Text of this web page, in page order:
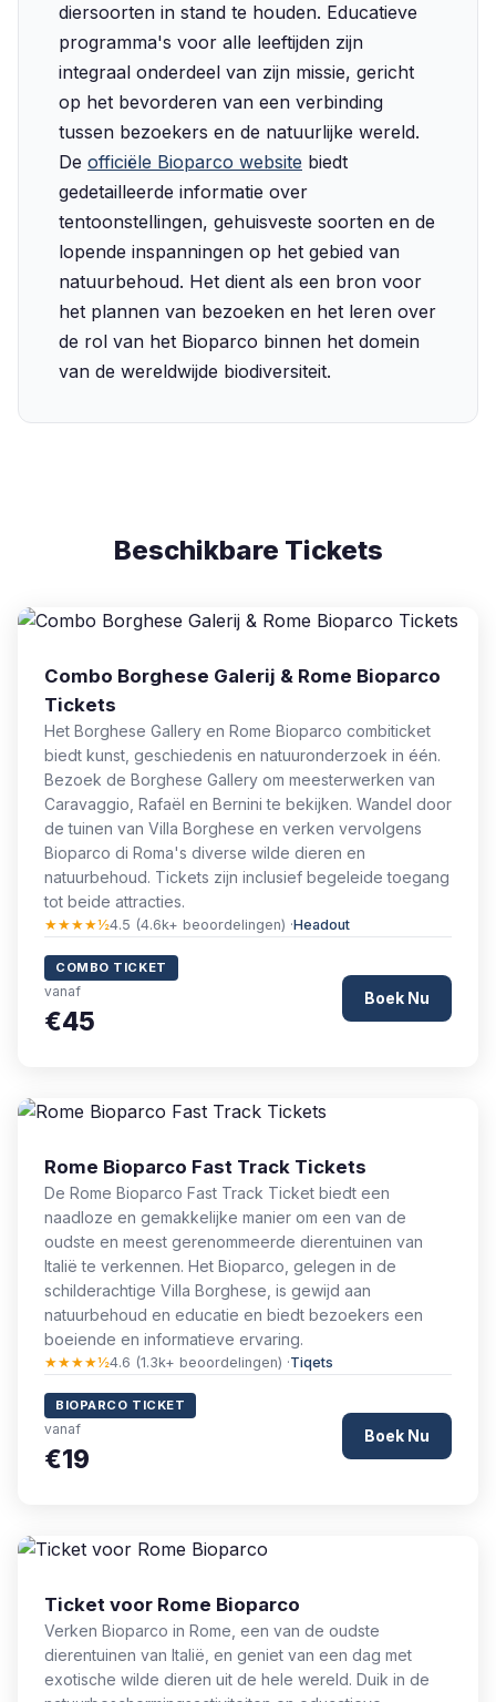
diersoorten in stand te houden. Educatieve
programma's voor alle leeftijden zijn
integraal onderdeel van zijn missie, gericht
op het bevorderen van een verbinding
tussen bezoekers en de natuurlijke wereld.
De officiële Bioparco website biedt
gedetailleerde informatie over
tentoonstellingen, gehuisveste soorten en de
lopende inspanningen op het gebied van
natuurbehoud. Het dient als een bron voor
het plannen van bezoeken en het leren over
de rol van het Bioparco binnen het domein
van de wereldwijde biodiversiteit.
Beschikbare Tickets
Combo Borghese Galerij & Rome Bioparco
Tickets
Het Borghese Gallery en Rome Bioparco combiticket
biedt kunst, geschiedenis en natuuronderzoek in één.
Bezoek de Borghese Gallery om meesterwerken van
Caravaggio, Rafaël en Bernini te bekijken. Wandel door
de tuinen van Villa Borghese en verken vervolgens
Bioparco di Roma's diverse wilde dieren en
natuurbehoud. Tickets zijn inclusief begeleide toegang
tot beide attracties.
★★★★½4.5 (4.6k+ beoordelingen) ·Headout
COMBO TICKET
vanaf
€45
Boek Nu
Rome Bioparco Fast Track Tickets
De Rome Bioparco Fast Track Ticket biedt een
naadloze en gemakkelijke manier om een van de
oudste en meest gerenommeerde dierentuinen van
Italië te verkennen. Het Bioparco, gelegen in de
schilderachtige Villa Borghese, is gewijd aan
natuurbehoud en educatie en biedt bezoekers een
boeiende en informatieve ervaring.
★★★★½4.6 (1.3k+ beoordelingen) ·Tiqets
BIOPARCO TICKET
vanaf
€19
Boek Nu
Ticket voor Rome Bioparco
Verken Bioparco in Rome, een van de oudste
dierentuinen van Italië, en geniet van een dag met
exotische wilde dieren uit de hele wereld. Duik in de